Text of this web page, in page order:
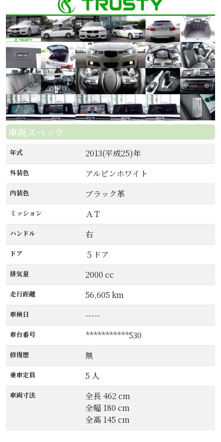
車両スペック
年式 2013(平成25)年
外装色 アルピンホワイト
内装色 ブラック革
ミッション ＡＴ
ハンドル 右
ドア ５ドア
排気量 2000 cc
走行距離 56,605 km
車検日 -----
車台番号 ***********530
修復歴 無
乗車定員 5 人
車両寸法
全長 462 cm
全幅 180 cm
全高 145 cm